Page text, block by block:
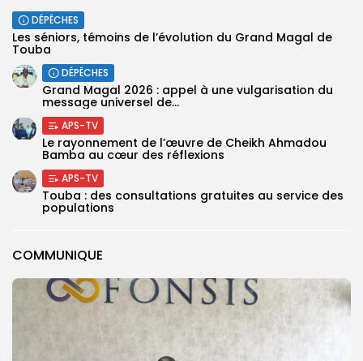
COMMUNIQUE
DÉPÊCHES
Les séniors, témoins de l’évolution du Grand Magal de
Touba
DÉPÊCHES
Grand Magal 2026 : appel à une vulgarisation du
message universel de...
APS-TV
Le rayonnement de l’œuvre de Cheikh Ahmadou
Bamba au cœur des réflexions
APS-TV
Touba : des consultations gratuites au service des
populations